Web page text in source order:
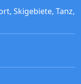
, Skigebiete, Tanz,